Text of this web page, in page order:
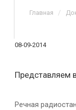
Главная /
08-09-2014
Представляем
Речная